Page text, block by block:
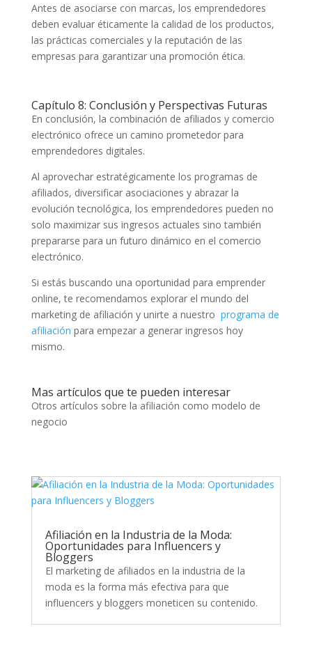
Antes de asociarse con marcas, los emprendedores
deben evaluar éticamente la calidad de los productos,
las prácticas comerciales y la reputación de las
empresas para garantizar una promoción ética.
Capítulo 8: Conclusión y Perspectivas Futuras
En conclusión, la combinación de afiliados y comercio
electrónico ofrece un camino prometedor para
emprendedores digitales.
Al aprovechar estratégicamente los programas de
afiliados, diversificar asociaciones y abrazar la
evolución tecnológica, los emprendedores pueden no
solo maximizar sus ingresos actuales sino también
prepararse para un futuro dinámico en el comercio
electrónico.
Si estás buscando una oportunidad para emprender
online, te recomendamos explorar el mundo del
marketing de afiliación y unirte a nuestro programa de
afiliación para empezar a generar ingresos hoy
mismo.
Mas artículos que te pueden interesar
Otros artículos sobre la afiliación como modelo de
negocio
Afiliación en la Industria de la Moda:
Oportunidades para Influencers y
Bloggers
El marketing de afiliados en la industria de la
moda es la forma más efectiva para que
influencers y bloggers moneticen su contenido.